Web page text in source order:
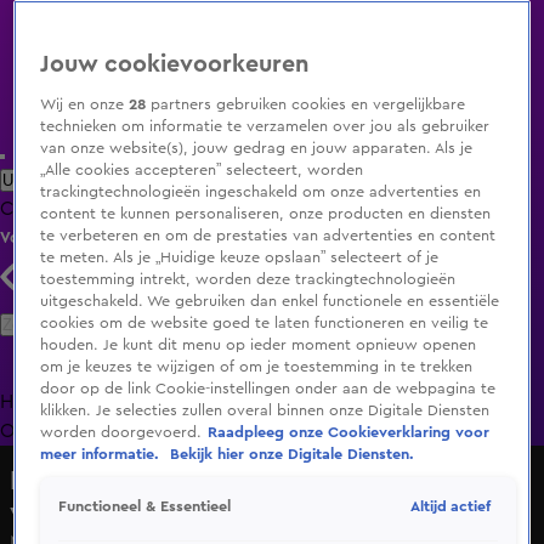
Uitzending Gemist Populaire programma's Zenders Genres
ClipsFilmsRadioSmart TV inlogShop
Volg KIJK
Zoeken
HomeUitzending Gemist Programma's De Bondgenoten
OranjezomerLivestreamsShop
volkszanger van Nederland?
Jouw cookievoorkeuren
Wij en onze28 partners gebruiken cookies en vergelijkbare
technieken om informatie te verzamelen over jou als gebruiker
van onze website(s), jouw gedrag en jouw apparaten. Als je
„Alle cookies accepteren” selecteert, worden
trackingtechnologieën ingeschakeld om onze advertenties en
content te kunnen personaliseren, onze producten en diensten
te verbeteren en om de prestaties van advertenties en content
te meten. Als je „Huidige keuze opslaan” selecteert of je
toestemming intrekt, worden deze trackingtechnologieën
uitgeschakeld. We gebruiken dan enkel functionele en essentiële
cookies om de website goed te laten functioneren en veilig te
houden. Je kunt dit menu op ieder moment opnieuw openen
om je keuzes te wijzigen of om je toestemming in te trekken
door op de link Cookie-instellingen onder aan de webpagina te
klikken. Je selecties zullen overal binnen onze Digitale Diensten
worden doorgevoerd.
Raadpleeg onze Cookieverklaring voor
meer informatie.
Bekijk hier onze Digitale Diensten.
Functioneel & Essentieel Altijd actief